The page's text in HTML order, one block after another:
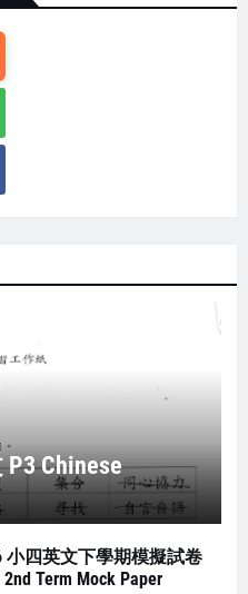
Chinese
小四英文下學期模擬試卷
2nd Term Mock Paper